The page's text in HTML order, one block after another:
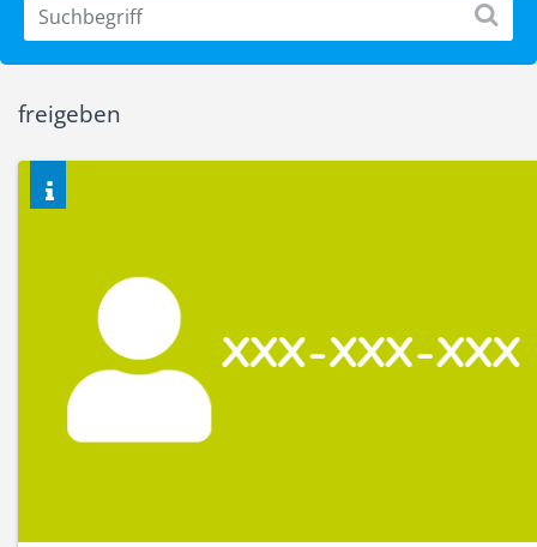
freigeben